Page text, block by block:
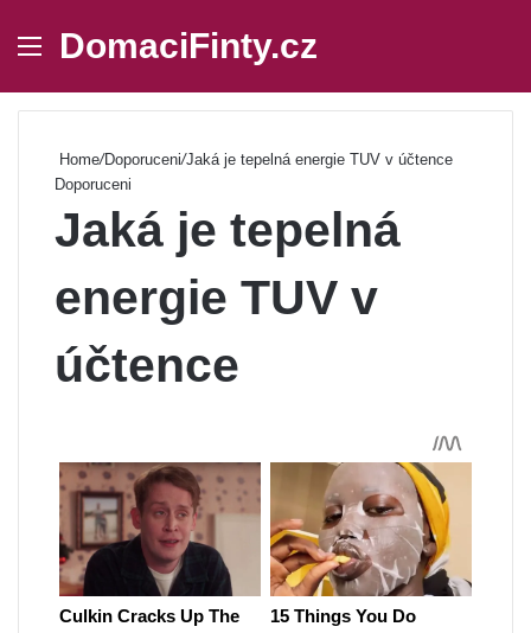
Menu
DomaciFinty.cz
Home/Doporuceni/Jaká je tepelná energie TUV v účtence
Doporuceni
Jaká je tepelná
energie TUV v
účtence